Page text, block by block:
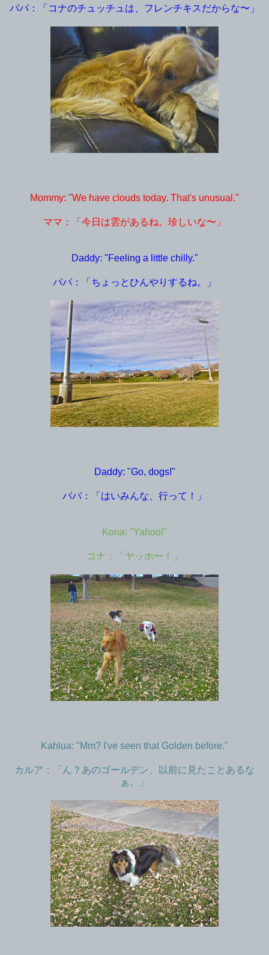
パパ：「コナのチュッチュは、フレンチキスだからな〜」
Mommy: "We have clouds today. That's unusual."
ママ：「今日は雲があるね。珍しいな〜」
Daddy: "Feeling a little chilly."
パパ：「ちょっとひんやりするね。」
Daddy: "Go, dogs!"
パパ：「はいみんな、行って！」
Kona: "Yahoo!"
コナ：「ヤッホー！」
Kahlua: "Mm? I've seen that Golden before."
カルア：「ん？あのゴールデン、以前に見たことあるな
ぁ。」